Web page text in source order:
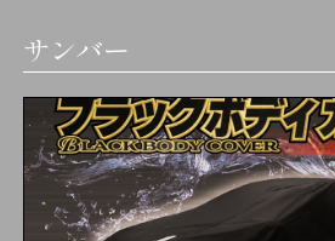
サンバー